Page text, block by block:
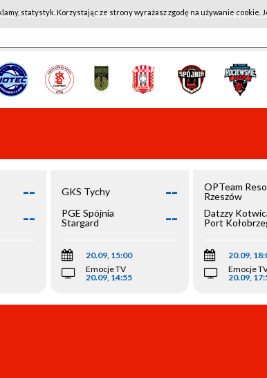
ACTIVE HOTEL WROCŁAW - KSK QEMETICA NOTEĆ
--
--
GKS Tychy --
PGE Spójnia
Stargard
--
20.09, 15:00
Emocje TV
20.09, 14:55
OPTeam
Rzeszów
Datzzy
Port
20.09,
Emocje
20.09,
statystyk. Korzystając ze strony wyrażasz zgodę na używanie cookie.